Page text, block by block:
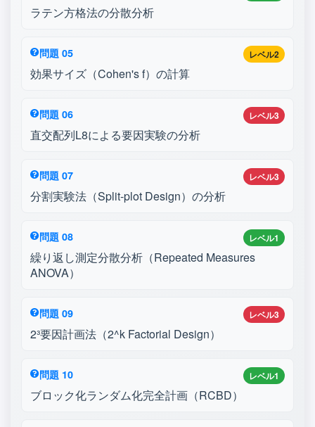
ラテン方格法の分散分析
レベル2
問題 05
効果サイズ（Cohen's f）の計算
レベル3
問題 06
直交配列L8による要因実験の分析
レベル3
問題 07
分割実験法（Split-plot Design）の分析
レベル1
問題 08
繰り返し測定分散分析（Repeated Measures
ANOVA）
レベル3
問題 09
2³要因計画法（2^k Factorial Design）
レベル1
問題 10
ブロック化ランダム化完全計画（RCBD）